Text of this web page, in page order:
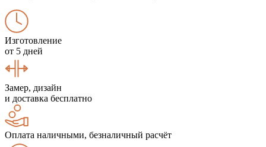
Изготовление
от 5 дней
Замер, дизайн
и доставка бесплатно
Оплата наличными, безналичный расчёт